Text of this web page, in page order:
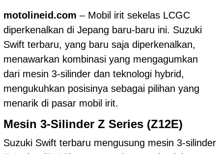
motolineid.com – Mobil irit sekelas LCGC
diperkenalkan di Jepang baru-baru ini. Suzuki
Swift terbaru, yang baru saja diperkenalkan,
menawarkan kombinasi yang mengagumkan
dari mesin 3-silinder dan teknologi hybrid,
mengukuhkan posisinya sebagai pilihan yang
menarik di pasar mobil irit.
Mesin 3-Silinder Z Series (Z12E)
Suzuki Swift terbaru mengusung mesin 3-silinder